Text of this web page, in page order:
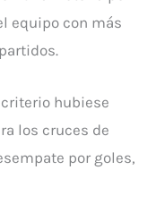
equipo con más
hubiese
los cruces de
por goles,